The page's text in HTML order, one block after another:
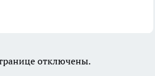
отключены.